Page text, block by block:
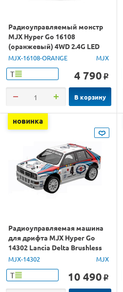
Радиоуправляемый монстр
MJX Hyper Go 16108
(оранжевый) 4WD 2.4G LED
1/16 RTR
MJX-16108-ORANGE MJX
Т 4 790 o
В корзину
новинка
Радиоуправляемая машина
для дрифта MJX Hyper Go
14302 Lancia Delta Brushless
4WD 2.4G LED 1/14 RTR
MJX-14302 MJX
Т 10 490 o